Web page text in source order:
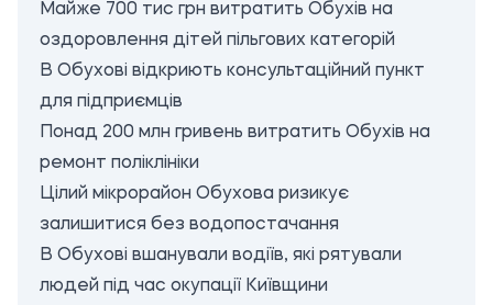
Майже 700 тис грн витратить Обухів на
оздоровлення дітей пільгових категорій
В Обухові відкриють консультаційний пункт
для підприємців
Понад 200 млн гривень витратить Обухів на
ремонт поліклініки
Цілий мікрорайон Обухова ризикує
залишитися без водопостачання
В Обухові вшанували водіїв, які рятували
людей під час окупації Київщини